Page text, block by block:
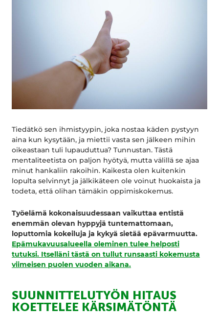
Tiedätkö sen ihmistyypin, joka nostaa käden pystyyn
aina kun kysytään, ja miettii vasta sen jälkeen mihin
oikeastaan tuli lupauduttua? Tunnustan. Tästä
mentaliteetista on paljon hyötyä, mutta välillä se ajaa
minut hankaliin rakoihin. Kaikesta olen kuitenkin
lopulta selvinnyt ja jälkikäteen ole voinut huokaista ja
todeta, että olihan tämäkin oppimiskokemus.
Työelämä kokonaisuudessaan vaikuttaa entistä
enemmän olevan hyppyjä tuntemattomaan,
loputtomia kokeiluja ja kykyä sietää epävarmuutta.
Epämukavuusalueella oleminen tulee helposti
tutuksi. Itselläni tästä on tullut runsaasti kokemusta
viimeisen puolen vuoden aikana.
SUUNNITTELUTYÖN HITAUS
KOETTELEE KÄRSIMÄTÖNTÄ